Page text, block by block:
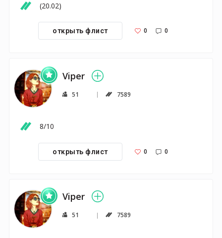
(20.02)
открыть флист 0 0
Viper
51 7589
8/10
открыть флист 0 0
Viper
51 7589